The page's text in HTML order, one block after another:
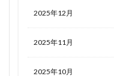
2025年12月
2025年11月
2025年10月